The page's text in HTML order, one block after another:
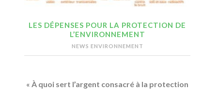
LES DÉPENSES POUR LA PROTECTION DE
L’ENVIRONNEMENT
NEWS ENVIRONNEMENT
« À quoi sert l’argent consacré à la protection